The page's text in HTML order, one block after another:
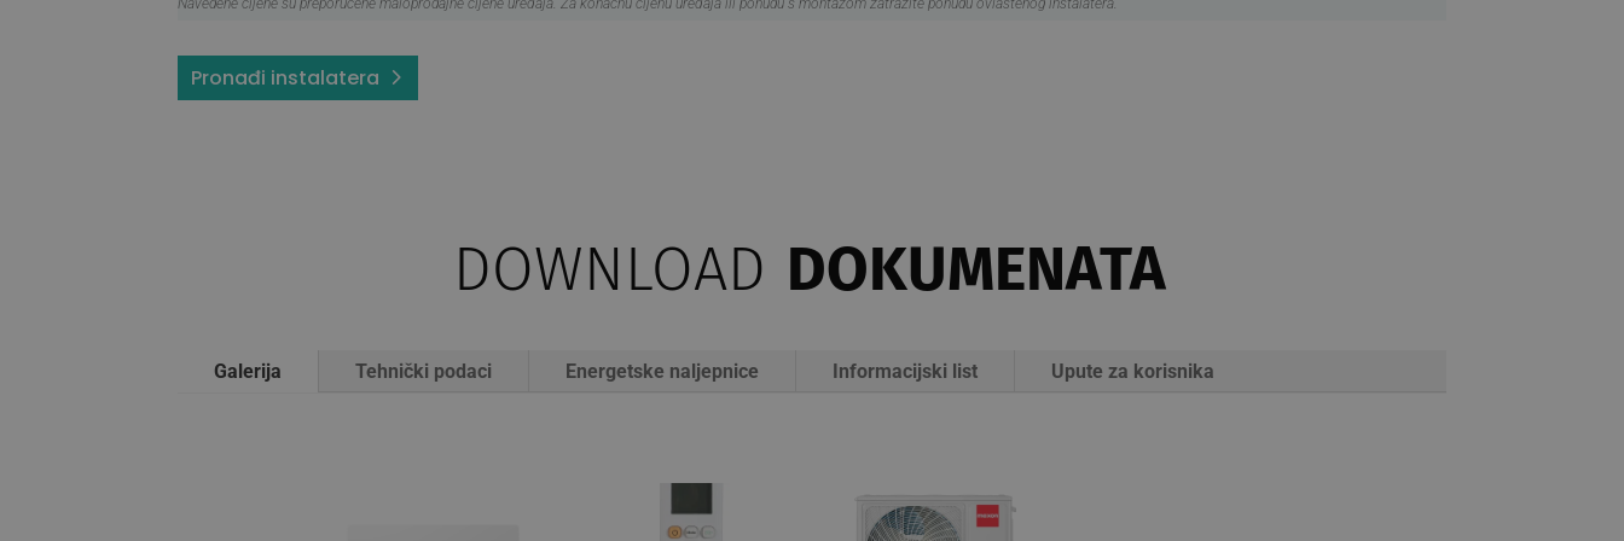
Navedene cijene su preporučene maloprodajne cijene uređaja. Za konačnu cijenu uređaja ili ponudu s montažom zatražite ponudu ovlaštenog instalatera.
Pronađi instalatera
DOWNLOAD DOKUMENATA
Galerija Tehnički podaci Energetske naljepnice Informacijski list Upute za korisnika